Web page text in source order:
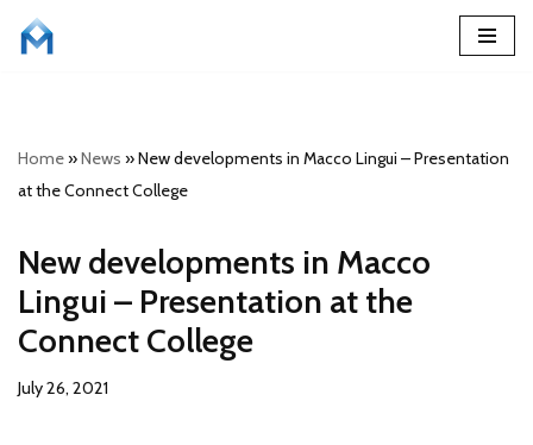
Home»News »New developments in Macco Lingui – Presentation
at the Connect College
New developments in Macco
Lingui – Presentation at the
Connect College
July 26, 2021